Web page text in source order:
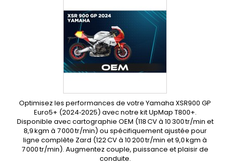
Optimisez les performances de votre Yamaha XSR900 GP
Euro5+ (2024‑2025) avec notre kit UpMap T800+.
Disponible avec cartographie OEM (118 CV à 10 300 tr/min et
8,9 kgm à 7 000 tr/min) ou spécifiquement ajustée pour
ligne complète Zard (122 CV à 10 200 tr/min et 9,0 kgm à
7 000 tr/min). Augmentez couple, puissance et plaisir de
conduite.